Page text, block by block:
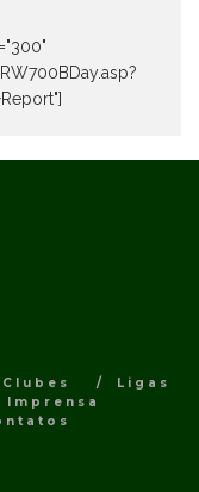
Clubes
Ligas
Imprensa